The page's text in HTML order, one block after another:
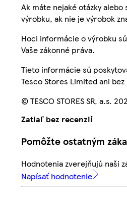
Ak máte nejaké otázky
výrobku, ak nie je výrobok
Hoci informácie o výrobku
Vaše zákonné práva.
Tieto informácie sú
Tesco Stores Limited ani
© TESCO STORES SR, a.s.
Zatiaľ bez recenzií
Pomôžte ostatným
Hodnotenia zverejňujú naši
Napísať hodnotenie